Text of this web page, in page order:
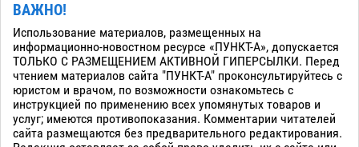
ВАЖНО!
Использование материалов, размещенных на
информационно-новостном ресурсе «ПУНКТ-А», допускается
ТОЛЬКО С РАЗМЕЩЕНИЕМ АКТИВНОЙ ГИПЕРСЫЛКИ. Перед
чтением материалов сайта "ПУНКТ-А" проконсультируйтесь с
юристом и врачом, по возможности ознакомьтесь с
инструкцией по применению всех упомянутых товаров и
услуг; имеются противопоказания. Комментарии читателей
сайта размещаются без предварительного редактирования.